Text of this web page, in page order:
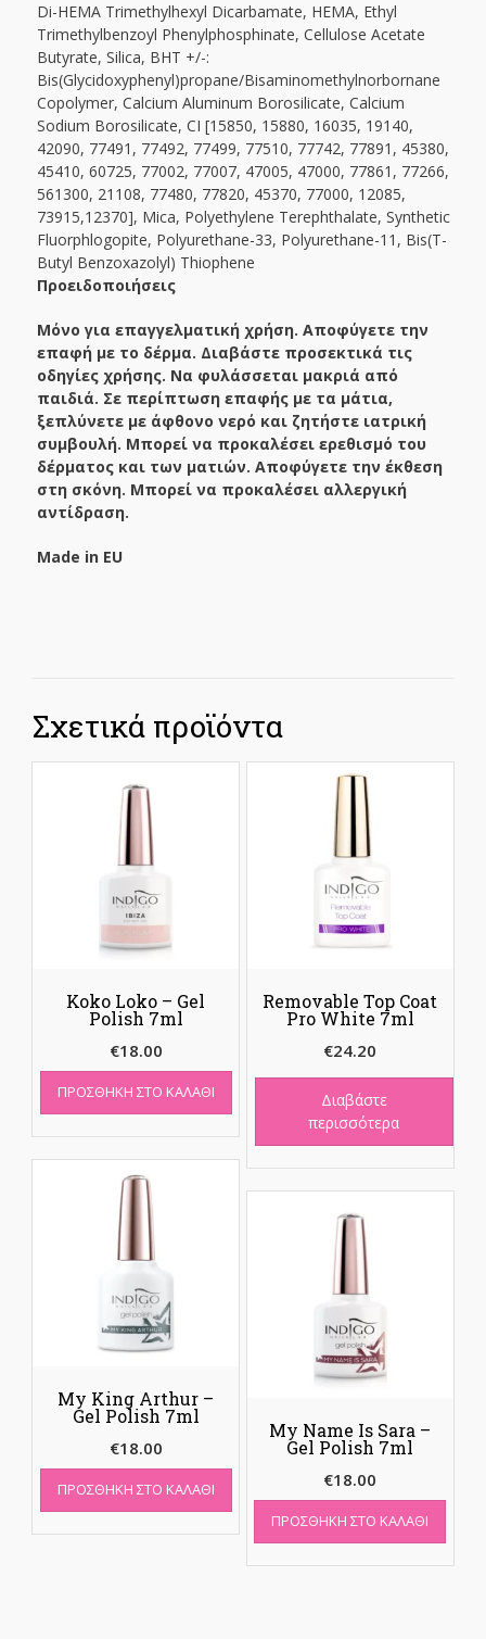
Di-HEMA Trimethylhexyl Dicarbamate, HEMA, Ethyl
Trimethylbenzoyl Phenylphosphinate, Cellulose Acetate
Butyrate, Silica, BHT +/-:
Bis(Glycidoxyphenyl)propane/Bisaminomethylnorbornane
Copolymer, Calcium Aluminum Borosilicate, Calcium
Sodium Borosilicate, CI [15850, 15880, 16035, 19140,
42090, 77491, 77492, 77499, 77510, 77742, 77891, 45380,
45410, 60725, 77002, 77007, 47005, 47000, 77861, 77266,
561300, 21108, 77480, 77820, 45370, 77000, 12085,
73915,12370], Mica, Polyethylene Terephthalate, Synthetic
Fluorphlogopite, Polyurethane-33, Polyurethane-11, Bis(T-
Butyl Benzoxazolyl) Thiophene
Προειδοποιήσεις
Μόνο για επαγγελματική χρήση. Αποφύγετε την
επαφή με το δέρμα. Διαβάστε προσεκτικά τις
οδηγίες χρήσης. Να φυλάσσεται μακριά από
παιδιά. Σε περίπτωση επαφής με τα μάτια,
ξεπλύνετε με άφθονο νερό και ζητήστε ιατρική
συμβουλή. Μπορεί να προκαλέσει ερεθισμό του
δέρματος και των ματιών. Αποφύγετε την έκθεση
στη σκόνη. Μπορεί να προκαλέσει αλλεργική
αντίδραση.
Made in EU
Σχετικά προϊόντα
Koko Loko – Gel
Polish 7ml
€18.00
ΠΡΟΣΘΉΚΗ ΣΤΟ ΚΑΛΆΘΙ
Removable Top Coat
Pro White 7ml
€24.20
Διαβάστε
περισσότερα
My King Arthur –
Gel Polish 7ml
€18.00
ΠΡΟΣΘΉΚΗ ΣΤΟ ΚΑΛΆΘΙ
My Name Is Sara –
Gel Polish 7ml
€18.00
ΠΡΟΣΘΉΚΗ ΣΤΟ ΚΑΛΆΘΙ